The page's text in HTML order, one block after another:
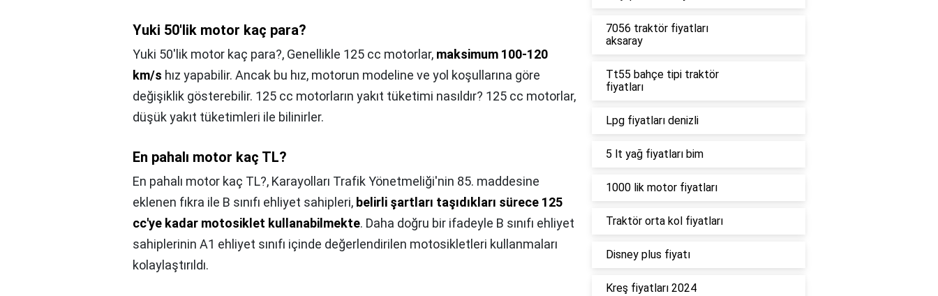
Yuki 50'lik motor kaç para?
Yuki 50'lik motor kaç para?, Genellikle 125 cc motorlar, maksimum 100-120
km/s hız yapabilir. Ancak bu hız, motorun modeline ve yol koşullarına göre
değişiklik gösterebilir. 125 cc motorların yakıt tüketimi nasıldır? 125 cc motorlar,
düşük yakıt tüketimleri ile bilinirler.
En pahalı motor kaç TL?
En pahalı motor kaç TL?, Karayolları Trafik Yönetmeliği'nin 85. maddesine
eklenen fıkra ile B sınıfı ehliyet sahipleri, belirli şartları taşıdıkları sürece 125
cc'ye kadar motosiklet kullanabilmekte. Daha doğru bir ifadeyle B sınıfı ehliyet
sahiplerinin A1 ehliyet sınıfı içinde değerlendirilen motosikletleri kullanmaları
kolaylaştırıldı.
7056 traktör fiyatları
aksaray
Tt55 bahçe tipi traktör
fiyatları
Lpg fiyatları denizli
5 lt yağ fiyatları bim
1000 lik motor fiyatları
Traktör orta kol fiyatları
Disney plus fiyatı
Kreş fiyatları 2024